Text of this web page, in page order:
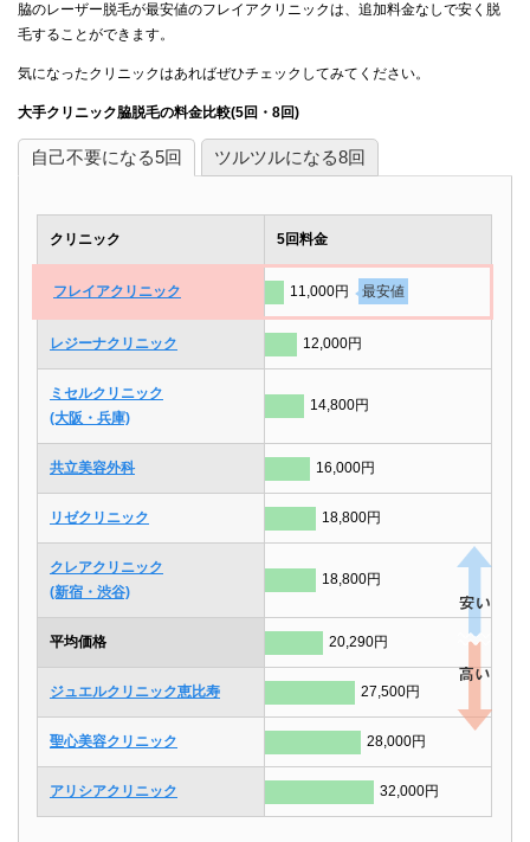
脇のレーザー脱毛が最安値のフレイアクリニックは、追加料金なしで安く脱
毛することができます。
気になったクリニックはあればぜひチェックしてみてください。
大手クリニック脇脱毛の料金比較(5回・8回)
自己不要になる5回 ツルツルになる8回
クリニック 5回料金
フレイアクリニック 11,000円 最安値
レジーナクリニック 12,000円
ミセルクリニック
(大阪・兵庫)
14,800円
共立美容外科 16,000円
リゼクリニック 18,800円
クレアクリニック
(新宿・渋谷)
18,800円
平均価格 20,290円
ジュエルクリニック恵比寿 27,500円
聖心美容クリニック 28,000円
アリシアクリニック 32,000円